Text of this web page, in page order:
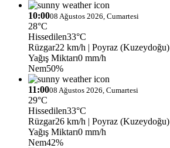
10:0008 Ağustos 2026, Cumartesi
28°C
Hissedilen33°C
Rüzgar22 km/h | Poyraz (Kuzeydoğu)
Yağış Miktarı0 mm/h
Nem50%
11:0008 Ağustos 2026, Cumartesi
29°C
Hissedilen33°C
Rüzgar26 km/h | Poyraz (Kuzeydoğu)
Yağış Miktarı0 mm/h
Nem42%